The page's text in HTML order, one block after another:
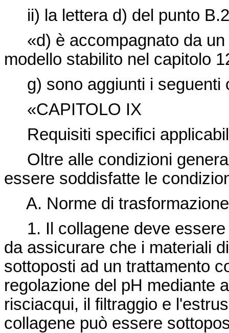
ii) la lettera d) del punto
«d) è accompagnato da un
modello stabilito nel capitolo
g) sono aggiunti i seguenti
«CAPITOLO IX
Requisiti specifici
Oltre alle condizioni
essere soddisfatte le
A. Norme di trasformazione
1. Il collagene deve
da assicurare che i materiali
sottoposti ad un trattamento
regolazione del pH mediante
risciacqui, il filtraggio e
collagene può essere